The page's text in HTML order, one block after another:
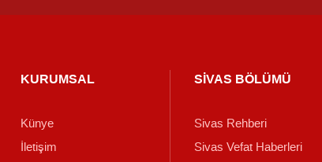
KURUMSAL
Künye
İletişim
SİVAS BÖLÜMÜ
Sivas Rehberi
Sivas Vefat Haberleri